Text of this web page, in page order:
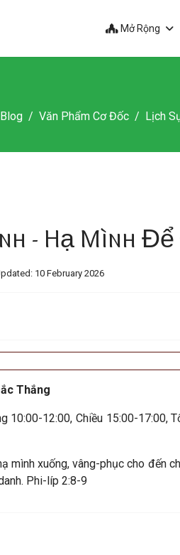
Mở Rộng
Văn Phẩm Cơ Đốc Lịch
- Hạ Mình
10 February 2026
Thắng
10:00-12:00, Chiều 15:00-17:00,
mình xuống, vâng-phục cho đến
Phi-líp 2:8-9